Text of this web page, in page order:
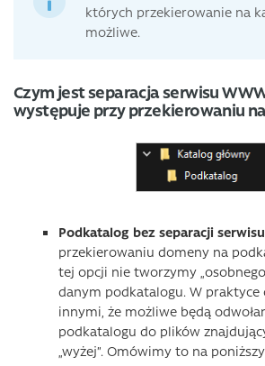
których przekierowanie na
możliwe.
Czym jest separacja serwisu
występuje przy przekierowaniu
Podkatalog bez separacji serwisu
przekierowaniu domeny na
tej opcji nie tworzymy
danym podkatalogu. W praktyce
innymi, że możliwe będą
podkatalogu do plików
„wyżej”. Omówimy to na